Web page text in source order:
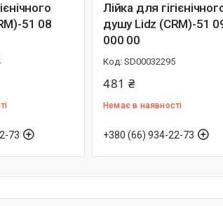
51 08
73
Лійка для
душу Lidz (CRM)-51
000 00
SD00032295
481 ₴
Немає в наявності
+380 (66) 934-22-73